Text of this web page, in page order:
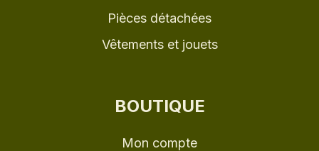
Pièces détachées
Vêtements et jouets
BOUTIQUE
Mon compte